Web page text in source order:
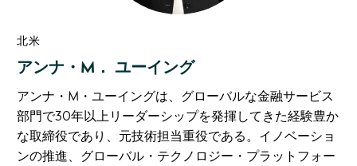
北米
アンナ・M． ユーイング
アンナ・M・ユーイングは、グローバルな金融サービス
部門で30年以上リーダーシップを発揮してきた経験豊か
な取締役であり、元技術担当重役である。イノベーショ
ンの推進、グローバル・テクノロジー・プラットフォー